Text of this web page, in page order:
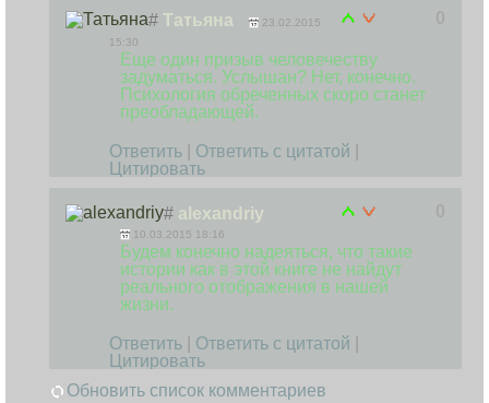
# Татьяна
23.02.2015
15:30
Еще один призыв человечеству
задуматься. Услышан? Нет, конечно.
Психология обреченных скоро станет
преобладающей.
Ответить Ответить с цитатой
Цитировать
# alexandriy
10.03.2015 18:16
Будем конечно надеяться, что такие
истории как в этой книге не найдут
реального отображения в нашей
жизни.
Ответить Ответить с цитатой
Цитировать
Обновить список комментариев